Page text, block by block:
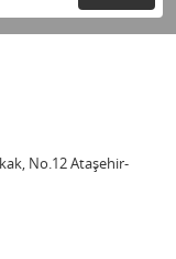
No.12 Ataşehir-